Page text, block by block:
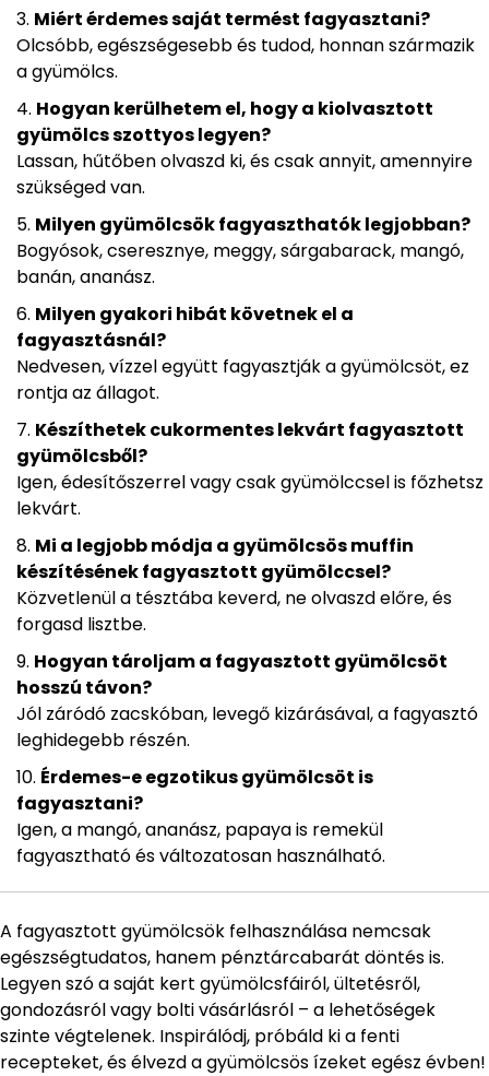
Miért érdemes saját termést fagyasztani?
Olcsóbb, egészségesebb és tudod, honnan származik
a gyümölcs.
Hogyan kerülhetem el, hogy a kiolvasztott
gyümölcs szottyos legyen?
Lassan, hűtőben olvaszd ki, és csak annyit, amennyire
szükséged van.
Milyen gyümölcsök fagyaszthatók legjobban?
Bogyósok, cseresznye, meggy, sárgabarack, mangó,
banán, ananász.
Milyen gyakori hibát követnek el a
fagyasztásnál?
Nedvesen, vízzel együtt fagyasztják a gyümölcsöt, ez
rontja az állagot.
Készíthetek cukormentes lekvárt fagyasztott
gyümölcsből?
Igen, édesítőszerrel vagy csak gyümölccsel is főzhetsz
lekvárt.
Mi a legjobb módja a gyümölcsös muffin
készítésének fagyasztott gyümölccsel?
Közvetlenül a tésztába keverd, ne olvaszd előre, és
forgasd lisztbe.
Hogyan tároljam a fagyasztott gyümölcsöt
hosszú távon?
Jól záródó zacskóban, levegő kizárásával, a fagyasztó
leghidegebb részén.
Érdemes-e egzotikus gyümölcsöt is
fagyasztani?
Igen, a mangó, ananász, papaya is remekül
fagyasztható és változatosan használható.
A fagyasztott gyümölcsök felhasználása nemcsak
egészségtudatos, hanem pénztárcabarát döntés is.
Legyen szó a saját kert gyümölcsfáiról, ültetésről,
gondozásról vagy bolti vásárlásról – a lehetőségek
szinte végtelenek. Inspirálódj, próbáld ki a fenti
recepteket, és élvezd a gyümölcsös ízeket egész évben!